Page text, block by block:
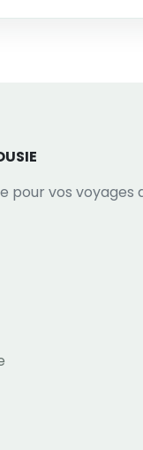
pour vos voyages